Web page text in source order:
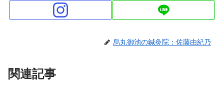
烏丸御池の鍼灸院：佐藤由紀乃
関連記事